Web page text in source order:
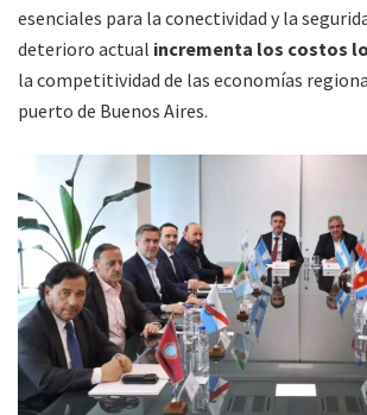
esenciales para la conectividad y la
deterioro actual incrementa los costos
la competitividad de las economías
puerto de Buenos Aires.